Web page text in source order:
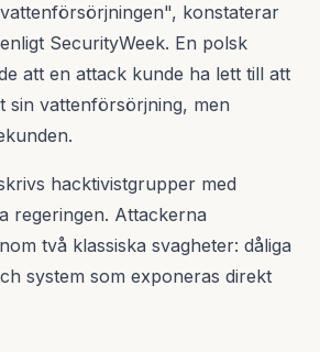
konstaterar
SecurityWeek. En polsk
att en attack kunde ha lett till att
sin vattenförsörjning, men
hacktivistgrupper med
regeringen. Attackerna
två klassiska svagheter: dåliga
system som exponeras direkt